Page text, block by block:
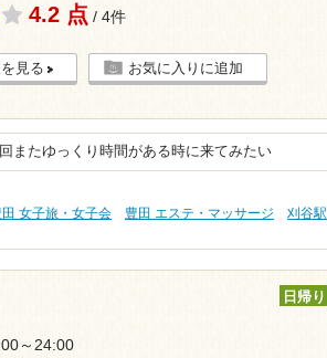
4.2 点 / 4件
見る お気に入りに追加
またゆっくり時間がある時に来てみたい
田 女子旅・女子会 豊田 エステ・マッサージ
刈谷駅
日帰り
～24:00